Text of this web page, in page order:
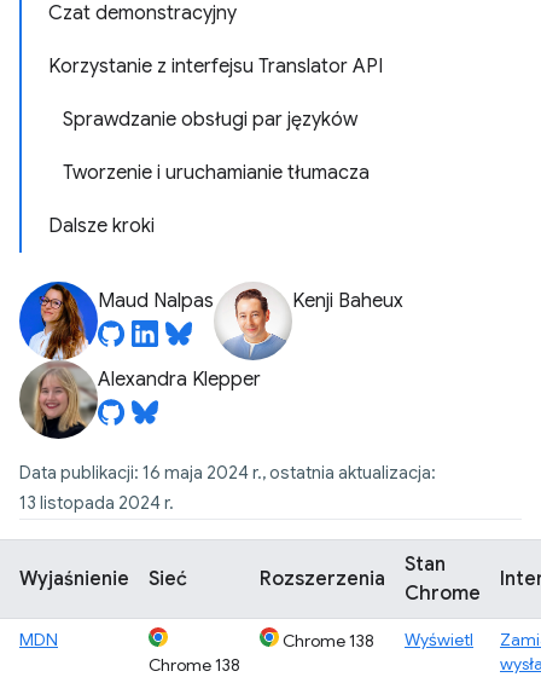
Czat demonstracyjny
Korzystanie z interfejsu Translator API
Sprawdzanie obsługi par języków
Tworzenie i uruchamianie tłumacza
Dalsze kroki
Maud Nalpas Kenji Baheux
Alexandra Klepper
Data publikacji: 16 maja 2024 r., ostatnia aktualizacja:
13 listopada 2024 r.
Wyjaśnienie Sieć Rozszerzenia
Stan
Chrome
MDN
Chrome 138
Chrome 138 Wyświetl